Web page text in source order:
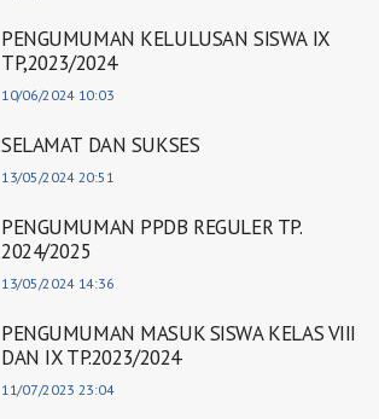
PENGUMUMAN KELULUSAN SISWA IX
TP,2023/2024
10/06/2024 10:03
SELAMAT DAN SUKSES
13/05/2024 20:51
PENGUMUMAN PPDB REGULER TP.
2024/2025
13/05/2024 14:36
PENGUMUMAN MASUK SISWA KELAS VIII
DAN IX TP.2023/2024
11/07/2023 23:04